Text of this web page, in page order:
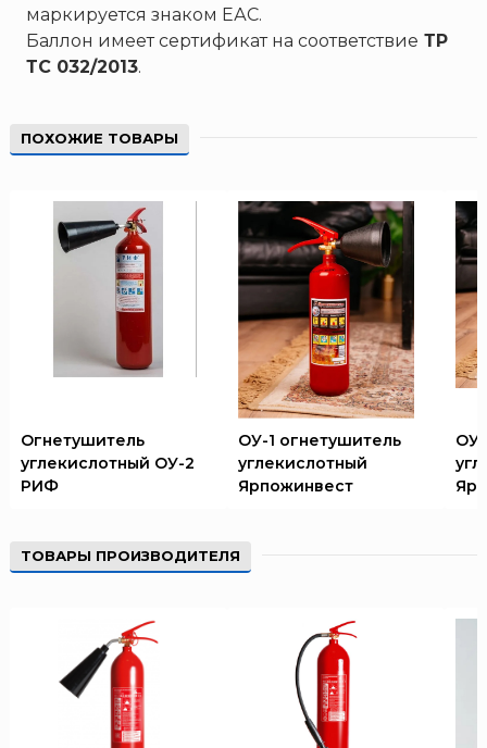
ЮНИТЕСТ
Ярпожинвест
маркируется знаком ЕАС.
Баллон имеет сертификат на соответствие ТР
ТС 032/2013.
ПОХОЖИЕ ТОВАРЫ
Огнетушитель
углекислотный ОУ-2
РИФ
ОУ-1 огнетушитель
углекислотный
Ярпожинвест
ОУ-
ТОВАРЫ ПРОИЗВОДИТЕЛЯ